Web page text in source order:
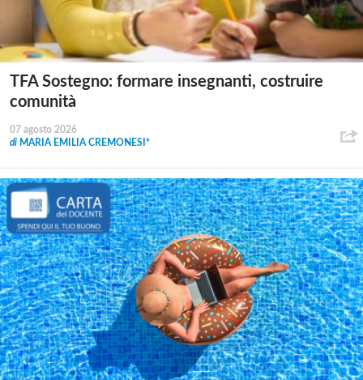
TFA Sostegno: formare insegnanti, costruire
comunità
07 agosto 2026
di MARIA EMILIA CREMONESI*